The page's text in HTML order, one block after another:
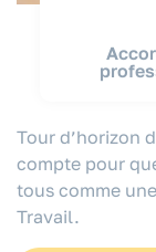
Tour d’horizon
compte pour
tous comme
Travail.